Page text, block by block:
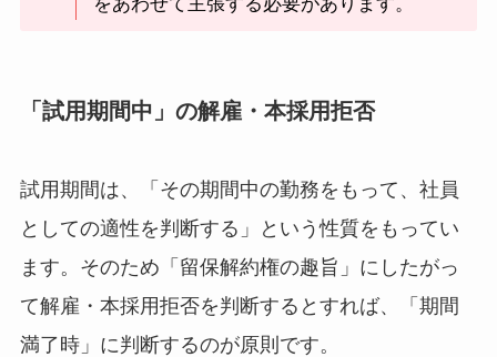
「試用期間中」の解雇・本採用拒否
試用期間は、「その期間中の勤務をもって、社員
としての適性を判断する」という性質をもってい
ます。そのため「留保解約権の趣旨」にしたがっ
て解雇・本採用拒否を判断するとすれば、「期間
満了時」に判断するのが原則です。